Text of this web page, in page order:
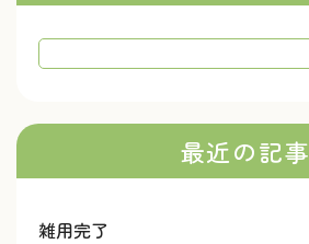
最近の記事
雑用完了